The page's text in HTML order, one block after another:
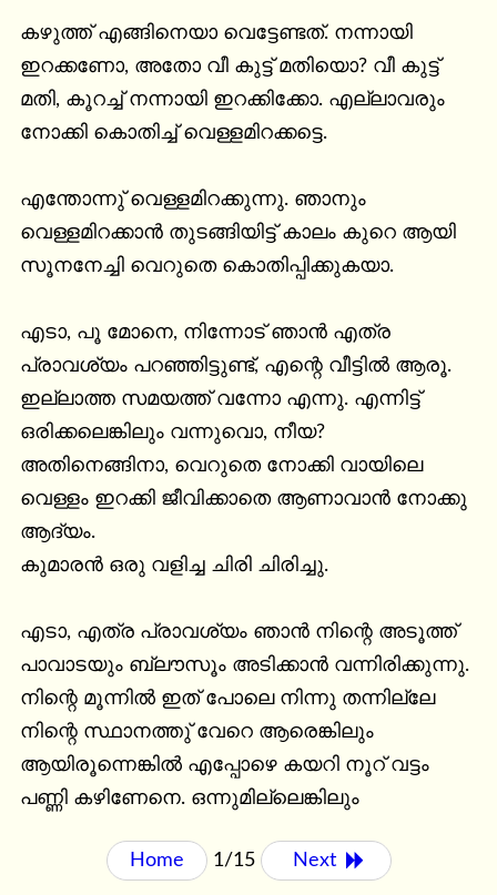
കഴുത്ത് എങ്ങിനെയാ വെട്ടേണ്ടത്. നന്നായി
ഇറക്കണോ, അതോ വീ കുട്ട് മതിയൊ? വീ കുട്ട്
മതി, കൂറച്ച് നന്നായി ഇറക്കിക്കോ. എല്ലാവരും
നോക്കി കൊതിച്ച് വെള്ളമിറക്കട്ടെ.
എന്തോന്നു് വെള്ളമിറക്കുന്നു. ഞാനും
വെള്ളമിറക്കാൻ തുടങ്ങിയിട്ട് കാലം കുറെ ആയി
സൂനനേച്ചി വെറുതെ കൊതിപ്പിക്കുകയാ.
എടാ, പൂ മോനെ, നിന്നോട് ഞാൻ എത്ര
പ്രാവശ്യം പറഞ്ഞിട്ടുണ്ട്, എന്റെ വീട്ടിൽ ആരൂ.
ഇല്ലാത്ത സമയത്ത് വന്നോ എന്നു. എന്നിട്ട്
ഒരിക്കലെങ്കിലും വന്നുവൊ, നീയ?
അതിനെങ്ങിനാ, വെറുതെ നോക്കി വായിലെ
വെള്ളം ഇറക്കി ജീവിക്കാതെ ആണാവാൻ നോക്കു
ആദ്യം.
കുമാരൻ ഒരു വളിച്ച ചിരി ചിരിച്ചു.
എടാ, എത്ര പ്രാവശ്യം ഞാൻ നിന്റെ അടൂത്ത്
പാവാടയും ബ്ലൗസൂം അടിക്കാൻ വന്നിരിക്കുന്നു.
നിന്റെ മൂന്നിൽ ഇത് പോലെ നിന്നു തന്നില്ലേ
നിന്റെ സ്ഥാനത്തു് വേറെ ആരെങ്കിലും
ആയിരൂന്നെങ്കിൽ എപ്പോഴെ കയറി നൂറ് വട്ടം
പണ്ണി കഴിണേനെ. ഒന്നുമില്ലെങ്കിലും
Home 1/15 Next